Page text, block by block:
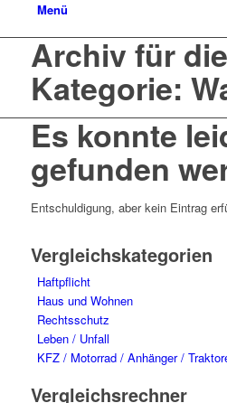
Menü
Archiv für die
Kategorie:
Es konnte
gefunden
Entschuldigung, aber kein Eintrag
Vergleichskategorien
Haftpflicht
Haus und Wohnen
Rechtsschutz
Leben / Unfall
KFZ / Motorrad / Anhänger /
Vergleichsrechner